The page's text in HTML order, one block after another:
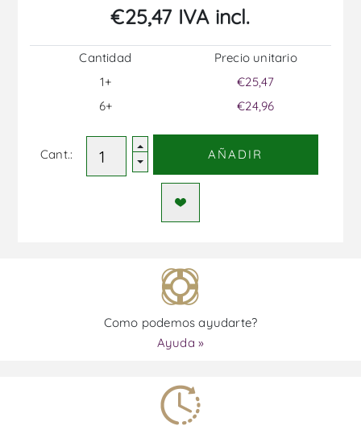
€25,47 IVA incl.
Cantidad
1+
6+
Precio unitario
€25,47
€24,96
Cant.: AÑADIR
Como podemos ayudarte?
Ayuda »